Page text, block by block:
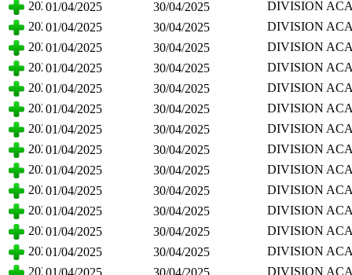
202501/04/2025 30/04/2025
DIVISION
CIENCIAS
202501/04/2025 30/04/2025
DIVISION
CIENCIAS
202501/04/2025 30/04/2025
DIVISION
CIENCIAS
202501/04/2025 30/04/2025
DIVISION
CIENCIAS
202501/04/2025 30/04/2025
DIVISION
CIENCIAS
202501/04/2025 30/04/2025
DIVISION
CIENCIAS
202501/04/2025 30/04/2025
DIVISION
CIENCIAS
202501/04/2025 30/04/2025
DIVISION
CIENCIAS
202501/04/2025 30/04/2025
DIVISION
CIENCIAS
202501/04/2025 30/04/2025
DIVISION
CIENCIAS
202501/04/2025 30/04/2025
DIVISION
CIENCIAS
202501/04/2025 30/04/2025
DIVISION
CIENCIAS
202501/04/2025 30/04/2025
DIVISION
CIENCIAS
202501/04/2025 30/04/2025 DIVISION